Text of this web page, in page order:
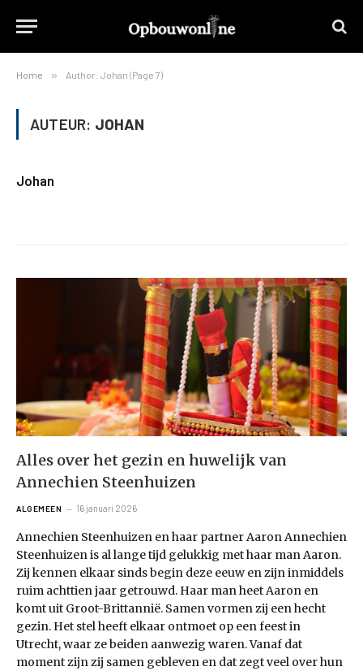
Home » Author: Johan (Page 7)
AUTEUR: JOHAN
Johan
Alles over het gezin en huwelijk van
Annechien Steenhuizen
ALGEMEEN 16 januari 2026
Annechien Steenhuizen en haar partner Aaron Annechien
Steenhuizen is al lange tijd gelukkig met haar man Aaron.
Zij kennen elkaar sinds begin deze eeuw en zijn inmiddels
ruim achttien jaar getrouwd. Haar man heet Aaron en
komt uit Groot-Brittannië. Samen vormen zij een hecht
gezin. Het stel heeft elkaar ontmoet op een feest in
Utrecht, waar ze beiden aanwezig waren. Vanaf dat
moment zijn zij samen gebleven en dat zegt veel over hun